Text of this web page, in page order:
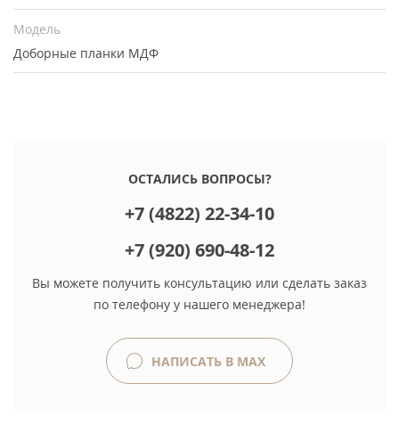
Модель
Доборные планки МДФ
ОСТАЛИСЬ ВОПРОСЫ?
+7 (4822) 22-34-10
+7 (920) 690-48-12
Вы можете получить консультацию или сделать заказ
по телефону у нашего менеджера!
НАПИСАТЬ В MAX